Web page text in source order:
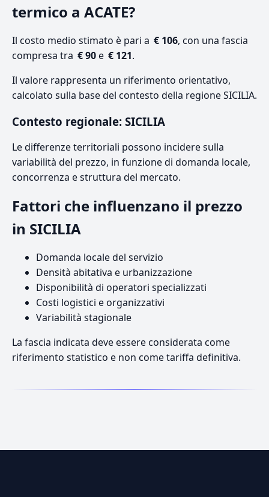
termico a ACATE?
Il costo medio stimato è pari a € 106, con una fascia
compresa tra € 90e € 121.
Il valore rappresenta un riferimento orientativo,
calcolato sulla base del contesto della regione SICILIA.
Contesto regionale: SICILIA
Le differenze territoriali possono incidere sulla
variabilità del prezzo, in funzione di domanda locale,
concorrenza e struttura del mercato.
Fattori che influenzano il prezzo
in SICILIA
Domanda locale del servizio
Densità abitativa e urbanizzazione
Disponibilità di operatori specializzati
Costi logistici e organizzativi
Variabilità stagionale
La fascia indicata deve essere considerata come
riferimento statistico e non come tariffa definitiva.